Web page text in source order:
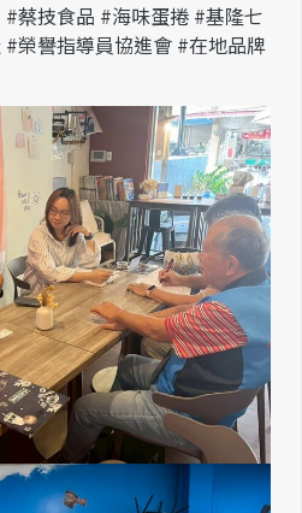
蔡技食品 #海味蛋捲 #基隆七
榮譽指導員協進會 #在地品牌